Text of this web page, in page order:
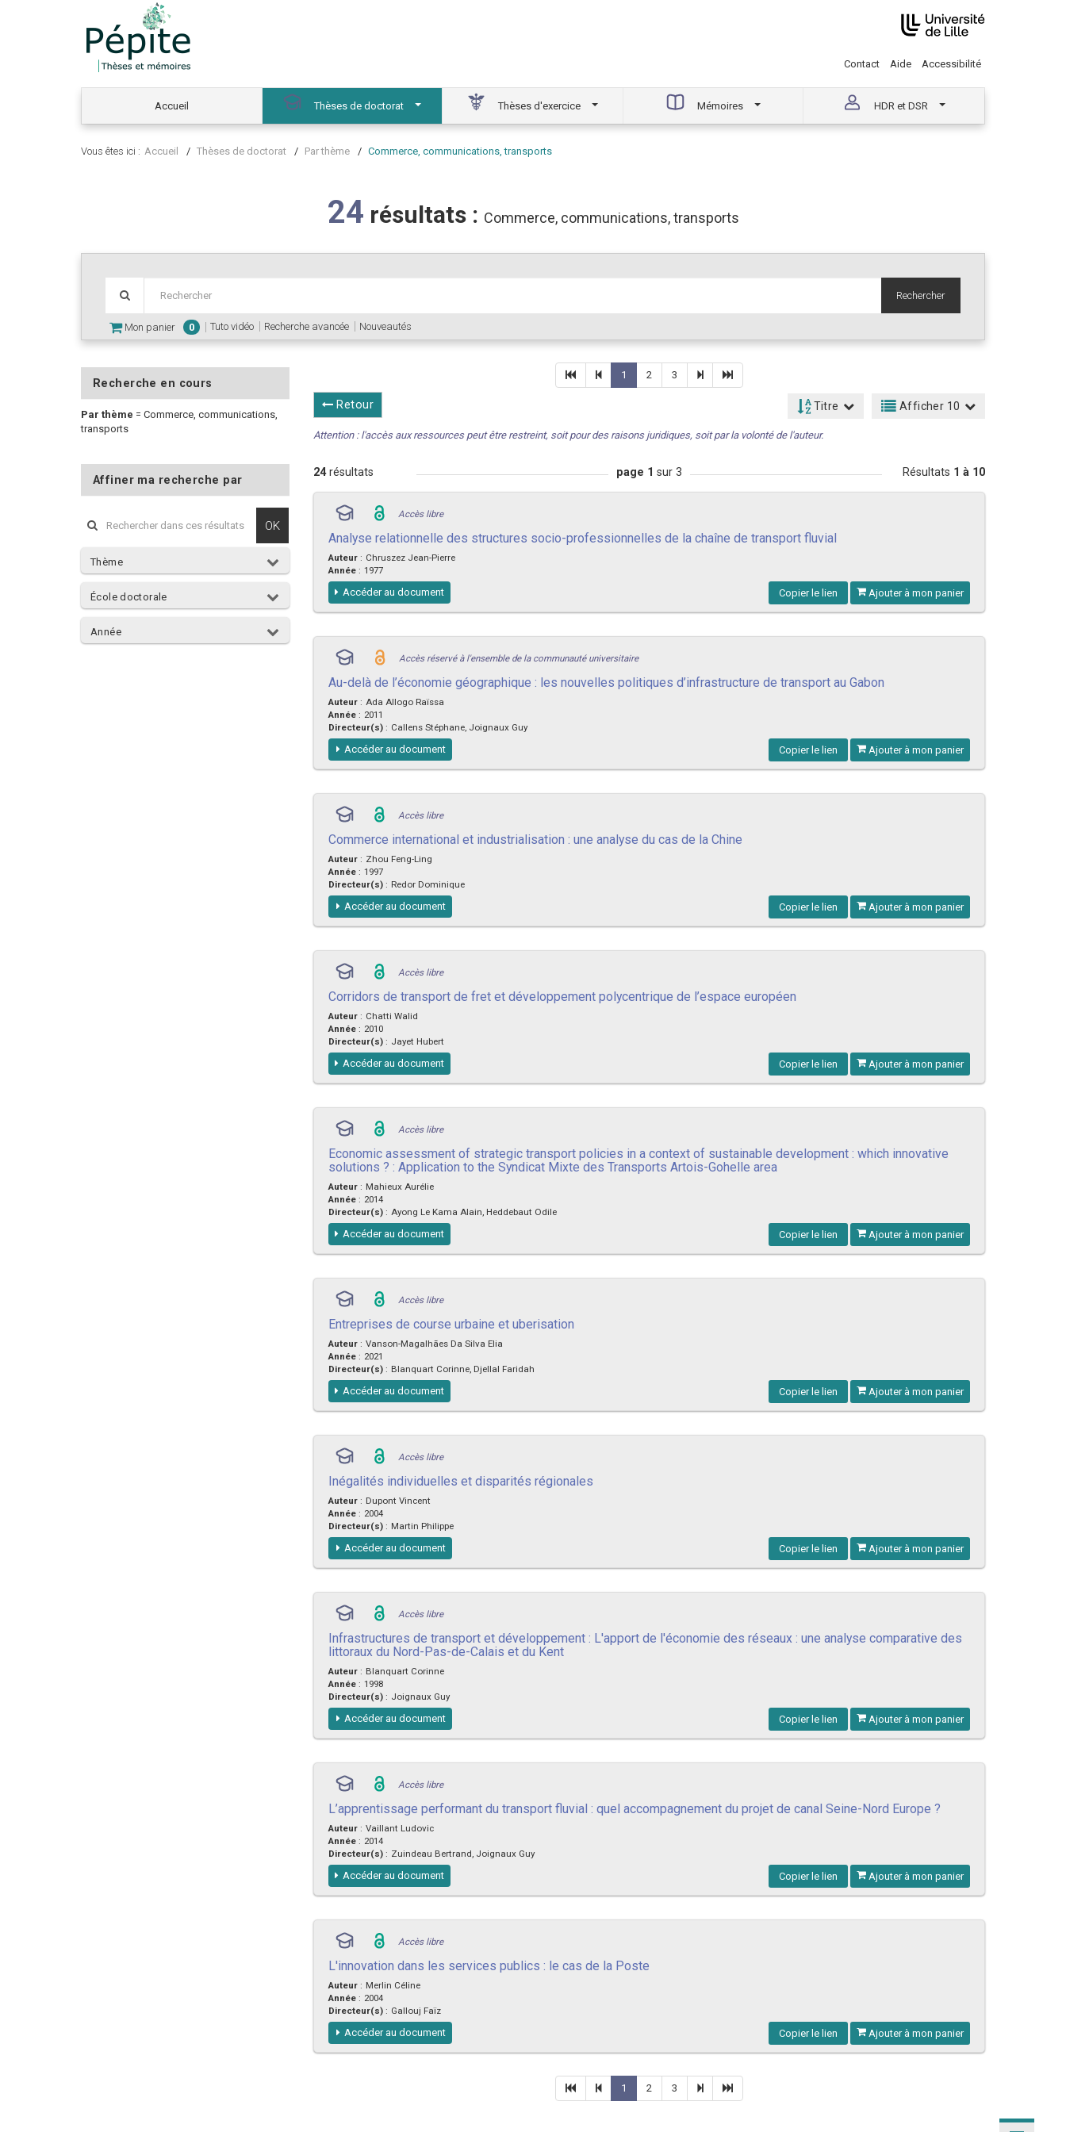
Contact Aide Accessibilité
Accueil Thèses de doctorat Thèses d'exercice Mémoires HDR et DSR
Vous êtes ici : Accueil Thèses de doctorat Par thème Commerce, communications, transports
24 résultats : Commerce, communications, transports
Rechercher
Mon panier 0 Tuto vidéo Recherche avancée Nouveautés
Recherche en cours
Par thème = Commerce, communications,
transports
Affiner ma recherche par
OK
Thème
École doctorale
Année
1 2 3
Retour Titre Afficher 10
Attention : l'accès aux ressources peut être restreint, soit pour des raisons juridiques, soit par la volonté de l'auteur.
24résultats page 1 sur 3 Résultats 1 à 10
Accès libre
Analyse relationnelle des structures socio-professionnelles de la chaîne de transport fluvial
Auteur : Chruszez Jean-Pierre
Année : 1977
Copier le lien Ajouter à mon panier
Accéder au document
Accès réservé à l'ensemble de la communauté universitaire
Au-delà de l’économie géographique : les nouvelles politiques d’infrastructure de transport au Gabon
Auteur : Ada Allogo Raïssa
Année : 2011
Directeur(s) : Callens Stéphane, Joignaux Guy
Copier le lien Ajouter à mon panier
Accéder au document
Accès libre
Commerce international et industrialisation : une analyse du cas de la Chine
Auteur : Zhou Feng-Ling
Année : 1997
Directeur(s) : Redor Dominique
Copier le lien Ajouter à mon panier
Accéder au document
Accès libre
Corridors de transport de fret et développement polycentrique de l’espace européen
Auteur : Chatti Walid
Année : 2010
Directeur(s) : Jayet Hubert
Copier le lien Ajouter à mon panier
Accéder au document
Accès libre
Economic assessment of strategic transport policies in a context of sustainable development : which innovative
solutions ? : Application to the Syndicat Mixte des Transports Artois-Gohelle area
Auteur : Mahieux Aurélie
Année : 2014
Directeur(s) : Ayong Le Kama Alain, Heddebaut Odile
Copier le lien Ajouter à mon panier
Accéder au document
Accès libre
Entreprises de course urbaine et uberisation
Auteur : Vanson-Magalhães Da Silva Elia
Année : 2021
Directeur(s) : Blanquart Corinne, Djellal Faridah
Copier le lien Ajouter à mon panier
Accéder au document
Accès libre
Inégalités individuelles et disparités régionales
Auteur : Dupont Vincent
Année : 2004
Directeur(s) : Martin Philippe
Copier le lien Ajouter à mon panier
Accéder au document
Accès libre
Infrastructures de transport et développement : L'apport de l'économie des réseaux : une analyse comparative des
littoraux du Nord-Pas-de-Calais et du Kent
Auteur : Blanquart Corinne
Année : 1998
Directeur(s) : Joignaux Guy
Copier le lien Ajouter à mon panier
Accéder au document
Accès libre
L’apprentissage performant du transport fluvial : quel accompagnement du projet de canal Seine-Nord Europe ?
Auteur : Vaillant Ludovic
Année : 2014
Directeur(s) : Zuindeau Bertrand, Joignaux Guy
Copier le lien Ajouter à mon panier
Accéder au document
Accès libre
L'innovation dans les services publics : le cas de la Poste
Auteur : Merlin Céline
Année : 2004
Directeur(s) : Gallouj Faïz
Copier le lien Ajouter à mon panier
Accéder au document
1 2 3